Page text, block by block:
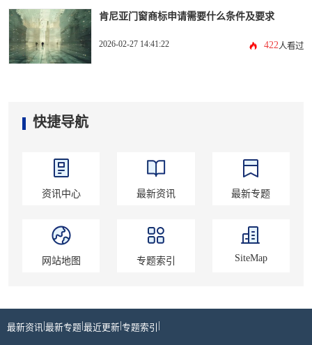
肯尼亚门窗商标申请需要什么条件及要求
2026-02-27 14:41:22 422人看过
快捷导航
资讯中心 最新资讯 最新专题
网站地图 专题索引 SiteMap
最新资讯 最新专题 最近更新 专题索引